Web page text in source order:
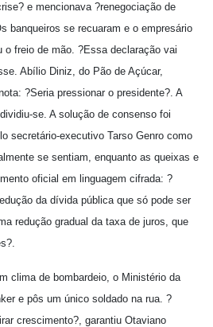
e mencionava ?renegociação de
banqueiros se recuaram e o empresário
o freio de mão. ?Essa declaração vai
Abílio Diniz, do Pão de Açúcar,
?Seria pressionar o presidente?. A
se. A solução de consenso foi
secretário-executivo Tarso Genro como
se sentiam, enquanto as queixas e
oficial em linguagem cifrada: ?
da dívida pública que só pode ser
redução gradual da taxa de juros, que
clima de bombardeio, o Ministério da
e pôs um único soldado na rua. ?
crescimento?, garantiu Otaviano